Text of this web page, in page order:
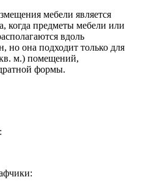
мебели является
когда предметы мебели или
вдоль
но она подходит только для
м.) помещений,
формы.